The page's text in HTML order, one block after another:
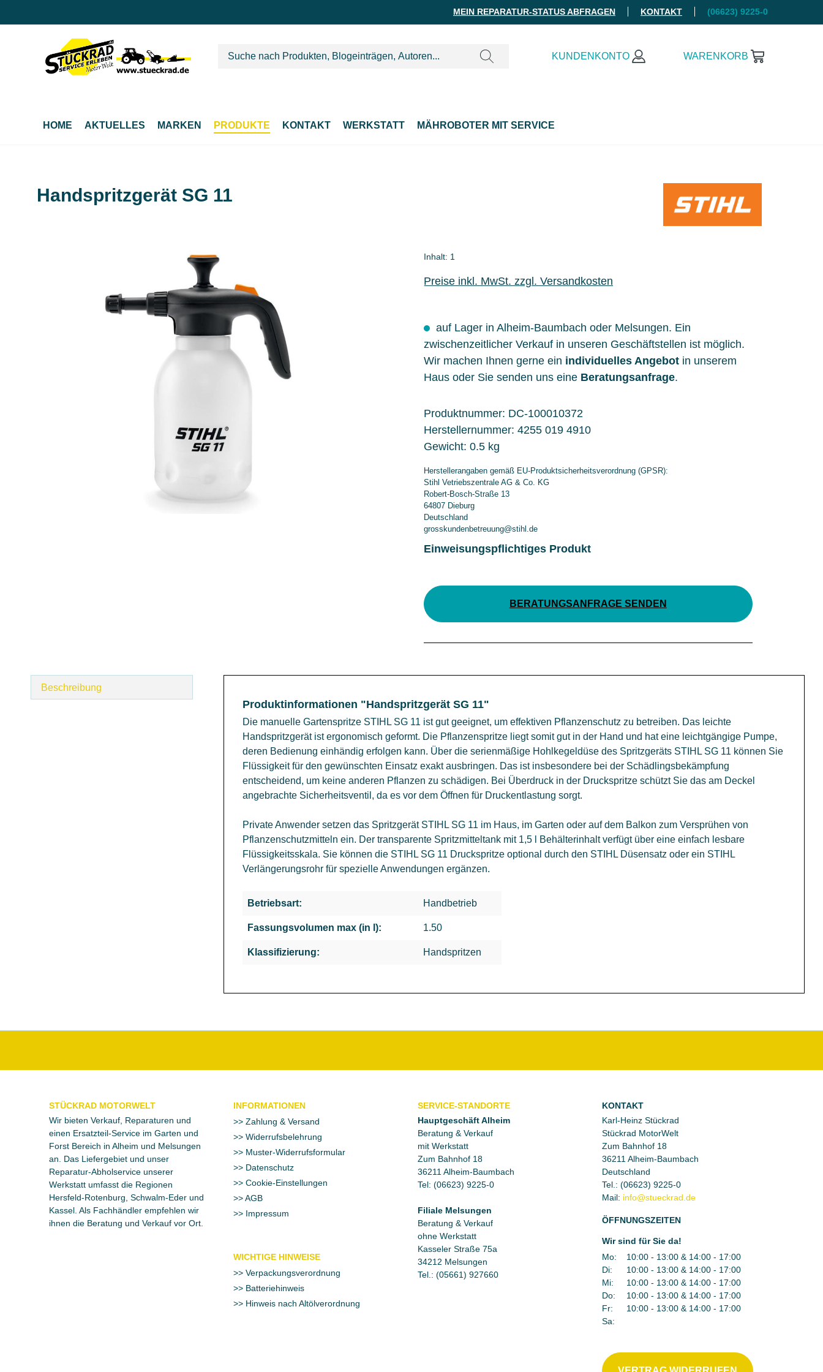
MEIN REPARATUR-STATUS ABFRAGEN KONTAKT (06623) 9225-0
KUNDENKONTO WARENKORB
HOME AKTUELLES MARKEN PRODUKTE KONTAKT WERKSTATT MÄHROBOTER MIT SERVICE
Handspritzgerät SG 11
Inhalt: 1
Preise inkl. MwSt. zzgl. Versandkosten
auf Lager in Alheim-Baumbach oder Melsungen. Ein
zwischenzeitlicher Verkauf in unseren Geschäftstellen ist möglich.
Wir machen Ihnen gerne ein individuelles Angebot in unserem
Haus oder Sie senden uns eine Beratungsanfrage.
Produktnummer: DC-100010372
Herstellernummer: 4255 019 4910
Gewicht: 0.5 kg
Herstellerangaben gemäß EU-Produktsicherheitsverordnung (GPSR):
Stihl Vetriebszentrale AG & Co. KG
Robert-Bosch-Straße 13
64807 Dieburg
Deutschland
grosskundenbetreuung@stihl.de
Einweisungspflichtiges Produkt
BERATUNGSANFRAGE SENDEN
Beschreibung
Produktinformationen "Handspritzgerät SG 11"
Die manuelle Gartenspritze STIHL SG 11 ist gut geeignet, um effektiven Pflanzenschutz zu betreiben. Das leichte
Handspritzgerät ist ergonomisch geformt. Die Pflanzenspritze liegt somit gut in der Hand und hat eine leichtgängige Pumpe,
deren Bedienung einhändig erfolgen kann. Über die serienmäßige Hohlkegeldüse des Spritzgeräts STIHL SG 11 können Sie
Flüssigkeit für den gewünschten Einsatz exakt ausbringen. Das ist insbesondere bei der Schädlingsbekämpfung
entscheidend, um keine anderen Pflanzen zu schädigen. Bei Überdruck in der Druckspritze schützt Sie das am Deckel
angebrachte Sicherheitsventil, da es vor dem Öffnen für Druckentlastung sorgt.
Private Anwender setzen das Spritzgerät STIHL SG 11 im Haus, im Garten oder auf dem Balkon zum Versprühen von
Pflanzenschutzmitteln ein. Der transparente Spritzmitteltank mit 1,5 l Behälterinhalt verfügt über eine einfach lesbare
Flüssigkeitsskala. Sie können die STIHL SG 11 Druckspritze optional durch den STIHL Düsensatz oder ein STIHL
Verlängerungsrohr für spezielle Anwendungen ergänzen.
Betriebsart: Handbetrieb
Fassungsvolumen max (in l): 1.50
Klassifizierung: Handspritzen
STÜCKRAD MOTORWELT
Wir bieten Verkauf, Reparaturen und
einen Ersatzteil-Service im Garten und
Forst Bereich in Alheim und Melsungen
an. Das Liefergebiet und unser
Reparatur-Abholservice unserer
Werkstatt umfasst die Regionen
Hersfeld-Rotenburg, Schwalm-Eder und
Kassel. Als Fachhändler empfehlen wir
ihnen die Beratung und Verkauf vor Ort.
INFORMATIONEN
Zahlung & Versand
Widerrufsbelehrung
Muster-Widerrufsformular
Datenschutz
Cookie-Einstellungen
AGB
Impressum
WICHTIGE HINWEISE
Verpackungsverordnung
Batteriehinweis
Hinweis nach Altölverordnung
SERVICE-STANDORTE
Hauptgeschäft Alheim
Beratung & Verkauf
mit Werkstatt
Zum Bahnhof 18
36211 Alheim-Baumbach
Tel: (06623) 9225-0
Filiale Melsungen
Beratung & Verkauf
ohne Werkstatt
Kasseler Straße 75a
34212 Melsungen
Tel.: (05661) 927660
KONTAKT
Karl-Heinz Stückrad
Stückrad MotorWelt
Zum Bahnhof 18
36211 Alheim-Baumbach
Deutschland
Tel.: (06623) 9225-0
Mail:
ÖFFNUNGSZEITEN
Wir sind für Sie da!
Mo:
10:00 - 13:00 & 14:00 - 17:00
Di:
10:00 - 13:00 & 14:00 - 17:00
Mi:
10:00 - 13:00 & 14:00 - 17:00
Do:
10:00 - 13:00 & 14:00 - 17:00
Fr:
10:00 - 13:00 & 14:00 - 17:00
Sa: